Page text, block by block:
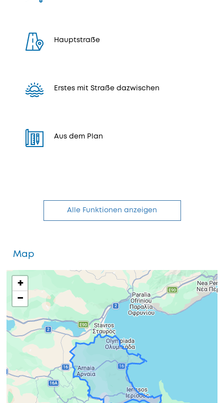
Hauptstraße
Erstes mit Straße dazwischen
Aus dem Plan
Alle Funktionen anzeigen
Map
+
−